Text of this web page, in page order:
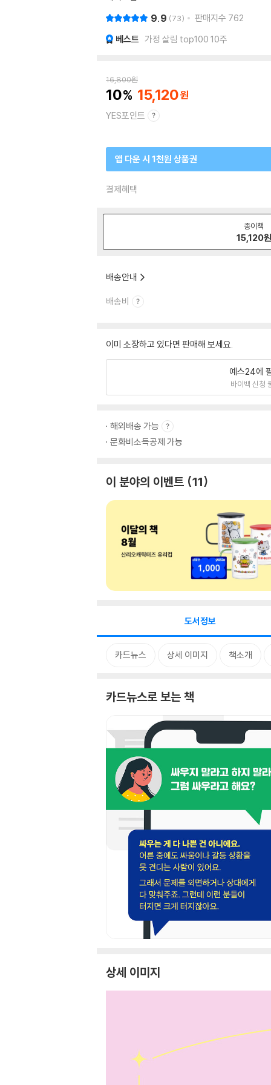
9.9 73 판매지수 762
베스트 가정 살림 top100 10주
16,800원
10 15,120
YES포인트
앱 다운 시 1천원 상품권
결제혜택
종이책
15,120원
배송안내
배송비
이미 소장하고 있다면 판매해 보세요.
예스24에
바이백 신청
해외배송 가능
문화비소득공제 가능
이 분야의 이벤트 11
도서정보
카드뉴스 상세 이미지 책소개
카드뉴스로 보는 책
상세 이미지